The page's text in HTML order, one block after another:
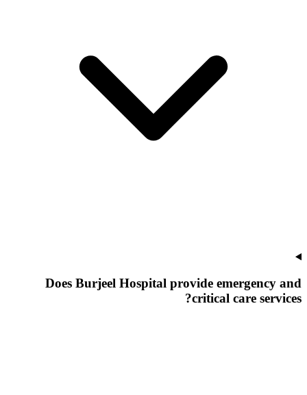
Does Burjeel Hospital provide emergency and
critical care services?